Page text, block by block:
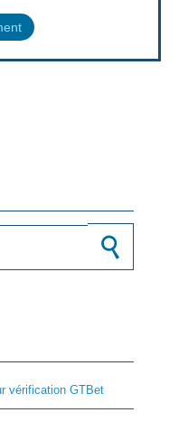
vérification GTBet